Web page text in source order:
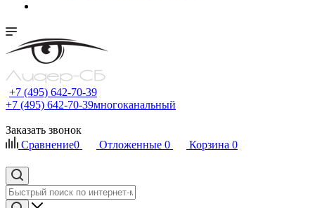
+7 (495) 642-70-39
+7 (495) 642-70-39многоканальный
Заказать звонок
Сравнение0 Отложенные 0 Корзина 0